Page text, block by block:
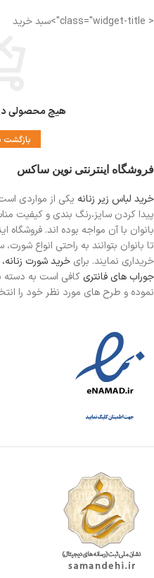
< class="widget-title">سبد خرید
هیچ محصولی
بازگشت
فروشگاه اینترنتی نوین ساکس
خرید لباس زیر زنانه یکی از مواردی
پیدا کردن سایز،رنگ بندی و کیفیت
بانوان با آن مواجه بوده اند. فروشگاه
تا بانوان بتوانند به راحتی انواع
خریداری نمایند. برای خرید شورت زنانه،
جوراب های فانتری کافی است به دسته
نموده و طرح های مورد نظر خود را